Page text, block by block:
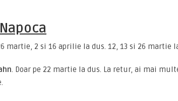
martie, 2 si 16 aprilie la dus. 12, 13 si 26 martie
. Doar pe 22 martie la dus. La retur, ai mai